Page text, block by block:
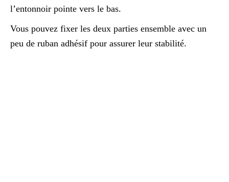
l’entonnoir pointe vers le bas.
Vous pouvez fixer les deux parties ensemble avec un
peu de ruban adhésif pour assurer leur stabilité.